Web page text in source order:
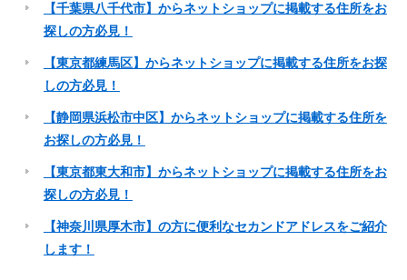
【千葉県八千代市】からネットショップに掲載する住所をお
探しの方必見！
【東京都練馬区】からネットショップに掲載する住所をお探
しの方必見！
【静岡県浜松市中区】からネットショップに掲載する住所を
お探しの方必見！
【東京都東大和市】からネットショップに掲載する住所をお
探しの方必見！
【神奈川県厚木市】の方に便利なセカンドアドレスをご紹介
します！